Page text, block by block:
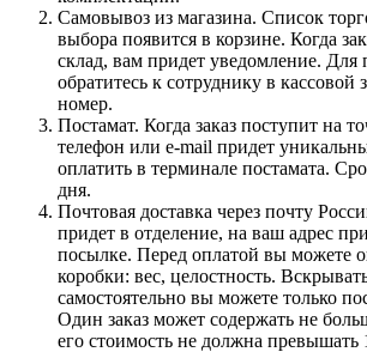
Самовывоз из магазина. Список
выбора появится в корзине. Когда
склад, вам придет уведомление. Для
обратитесь к сотруднику в кассовой
номер.
Постамат. Когда заказ поступит на
телефон или e-mail придет
оплатить в терминале постамата.
дня.
Почтовая доставка через почту
придет в отделение, на ваш адрес
посылке. Перед оплатой вы можете
коробки: вес, целостность.
самостоятельно вы можете только
Один заказ может содержать не
его стоимость не должна превышать